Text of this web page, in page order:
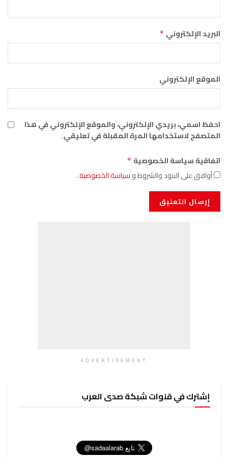
البريد الإلكتروني *
الموقع الإلكتروني
احفظ اسمي، بريدي الإلكتروني، والموقع الإلكتروني في هذا
المتصفح لاستخدامها المرة المقبلة في تعليقي.
اتفاقية سياسة الخصوصية *
أوافق على البنود والشروط وسياسة الخصوصية.
ADVERTISEMENT
إشترك في قنوات شبكة صدى العرب